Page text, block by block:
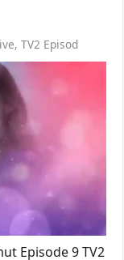
,TV2 Episod
Episode 9 TV2